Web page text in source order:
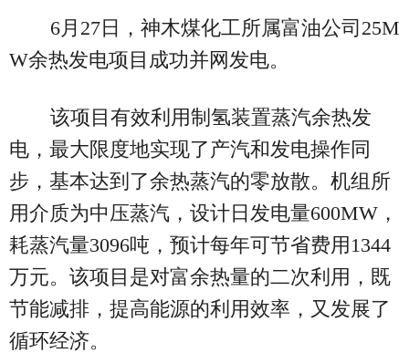
6月27日，神木煤化工所属富油公司25M
W余热发电项目成功并网发电。
该项目有效利用制氢装置蒸汽余热发
电，最大限度地实现了产汽和发电操作同
步，基本达到了余热蒸汽的零放散。机组所
用介质为中压蒸汽，设计日发电量600MW，
耗蒸汽量3096吨，预计每年可节省费用1344
万元。该项目是对富余热量的二次利用，既
节能减排，提高能源的利用效率，又发展了
循环经济。